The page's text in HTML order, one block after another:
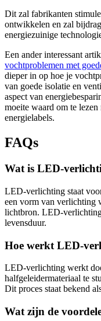
Dit zal fabrikanten
ontwikkelen en zal
energiezuinige
Een ander interessant
vochtproblemen met
dieper in op hoe je
van goede isolatie en
aspect van
moeite waard om te
energielabels.
FAQs
Wat is LED-
LED-verlichting staat
een vorm van verlichting
lichtbron. LED-
levensduur.
Hoe werkt LED-
LED-verlichting werkt
halfgeleidermateriaal te
Dit proces staat bekend
Wat zijn de